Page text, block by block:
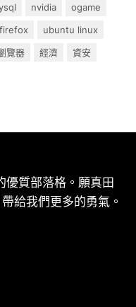
nvidia
ogame
ubuntu linux
覽器 經濟
資安
質部落格。願真田
給我們更多的勇氣。